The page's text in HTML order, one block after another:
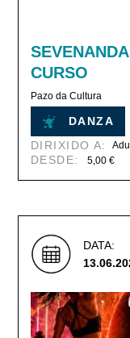
CURSO
Pazo da Cultura
DANZA
DIRIXIDO A:
DESDE: 5,00 €
DATA: